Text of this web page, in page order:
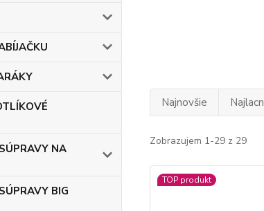
NA
BIG
Najnovšie
Zobrazujem 1-29 z 29
TOP produkt